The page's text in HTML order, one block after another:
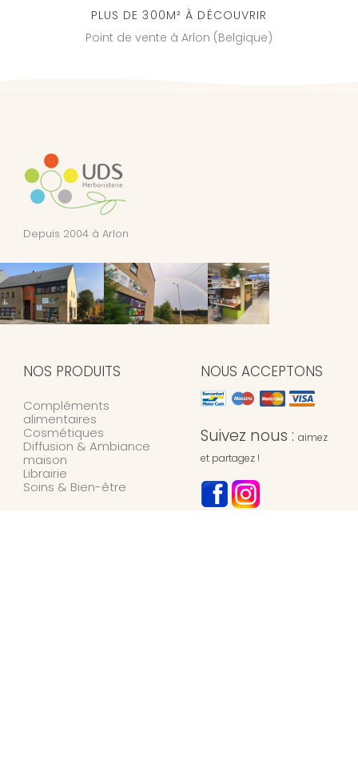
PLUS DE 300M² À DÉCOUVRIR
Point de vente à Arlon (Belgique)
Depuis 2004 à Arlon
NOS PRODUITS
Compléments
alimentaires
Cosmétiques
Diffusion & Ambiance
maison
Librairie
Soins & Bien-être
NOUS ACCEPTONS
Suivez nous : aimez
et partagez !